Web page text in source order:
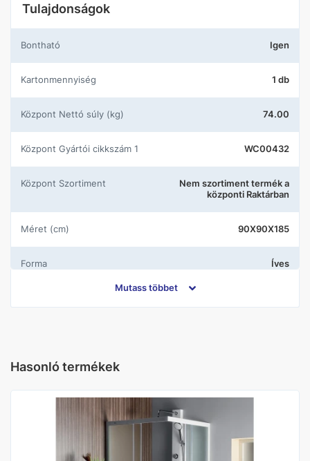
Tulajdonságok
Bontható Igen
Kartonmennyiség 1 db
központ Nettó súly (kg) 74.00
központ Gyártói cikkszám 1 WC00432
központ Szortiment
Nem szortiment termék a
központi Raktárban
Méret (cm) 90X90X185
Forma Íves
Gyártó
Mutass többet
Hasonló termékek